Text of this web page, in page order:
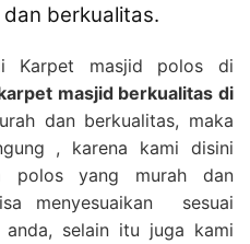
berkualitas.
Karpet masjid polos di
masjid berkualitas di
dan berkualitas, maka
, karena kami disini
polos yang murah dan
menyesuaikan sesuai
anda, selain itu juga kami